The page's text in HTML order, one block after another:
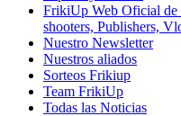
FrikiUp Web Oficial
shooters, Publishers,
Nuestro Newsletter
Nuestros aliados
Sorteos Frikiup
Team FrikiUp
Todas las Noticias